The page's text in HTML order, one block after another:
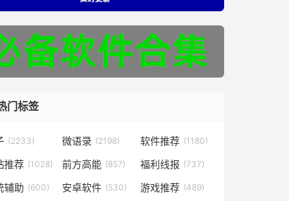
门标签
(2233) 微语录 (2198) 软件推荐 (1180)
推荐 (1028) 前方高能 (857) 福利线报 (737)
辅助 (600) 安卓软件 (530) 游戏推荐 (489)